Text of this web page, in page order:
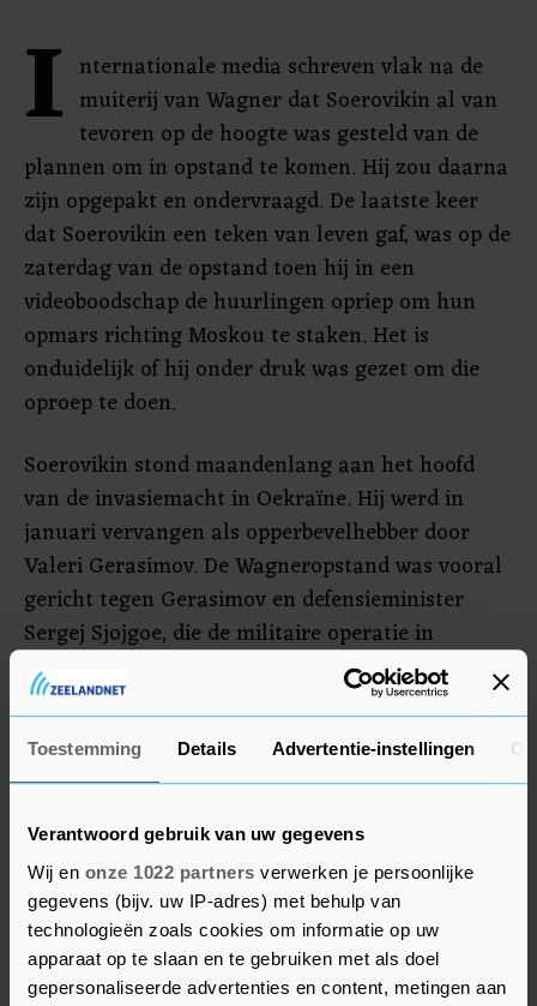
Toestemming Details Advertentie-instellingen
Verantwoord gebruik van uw gegevens
Wij en onze 1022 partners verwerken je persoonlijke
gegevens (bijv. uw IP-adres) met behulp van
technologieën zoals cookies om informatie op uw
apparaat op te slaan en te gebruiken met als doel
gepersonaliseerde advertenties en content, metingen aan
I nternationale media schreven vlak na de
muiterij van Wagner dat Soerovikin al van
tevoren op de hoogte was gesteld van de
plannen om in opstand te komen. Hij zou daarna
zijn opgepakt en ondervraagd. De laatste keer
dat Soerovikin een teken van leven gaf, was op de
zaterdag van de opstand toen hij in een
videoboodschap de huurlingen opriep om hun
opmars richting Moskou te staken. Het is
onduidelijk of hij onder druk was gezet om die
oproep te doen.
Soerovikin stond maandenlang aan het hoofd
van de invasiemacht in Oekraïne. Hij werd in
januari vervangen als opperbevelhebber door
Valeri Gerasimov. De Wagneropstand was vooral
gericht tegen Gerasimov en defensieminister
Sergej Sjojgoe, die de militaire operatie in
Oekraïne zouden verpesten. Soerovikin gold als
bondgenoot van Wagnerleider Jevgeni Prigozjin,
die sinds de muiterij ook nauwelijks van zich laat
horen.
Russische media melden dat Soerovikin officieel
nog wel in dienst blijft bij defensie, maar dat het
onduidelijk is in welke rol.